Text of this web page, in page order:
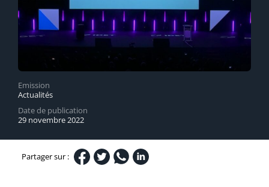
Emission
Actualités
Date de publication
29 novembre 2022
Partager sur :